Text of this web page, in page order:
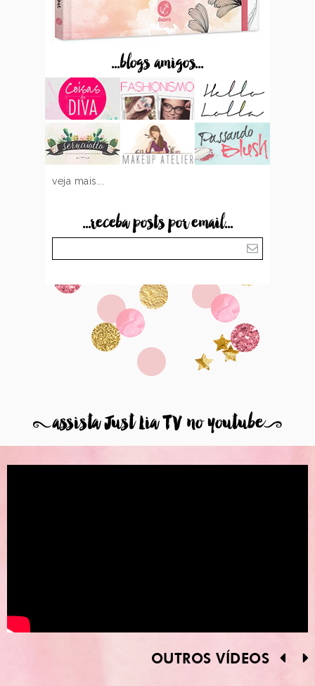
...blogs amigos...
veja mais...
...receba posts por email...
8assista Just Lia TV no youtube9
OUTROS VÍDEOS